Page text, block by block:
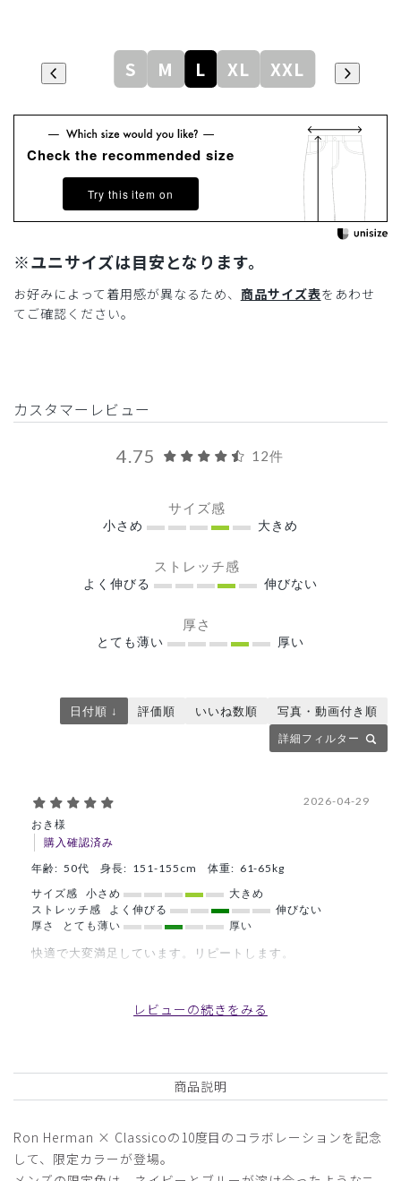
S M L XL XXL
Check the recommended size
Try this item on
※ユニサイズは目安となります。
お好みによって着用感が異なるため、 商品サイズ表をあわせ
てご確認ください。
カスタマーレビュー
4.75 12件
サイズ感
小さめ 大きめ
ストレッチ感
よく伸びる 伸びない
厚さ
とても薄い 厚い
詳細フィルター
日付順 ↓ 評価順 いいね数順 写真・動画付き順
おき様
購入確認済み
2026-04-29
年齢: 50代 身長: 151-155cm 体重: 61-65kg
サイズ感
小さめ
大きめ
ストレッチ感
よく伸びる
伸びない
厚さ
とても薄い 厚い
快適で大変満足しています。リピートします。
購入確認済み
レビューの続きをみる
商品説明
Ron Herman × Classicoの10度目のコラボレーションを記念
して、限定カラーが登場。